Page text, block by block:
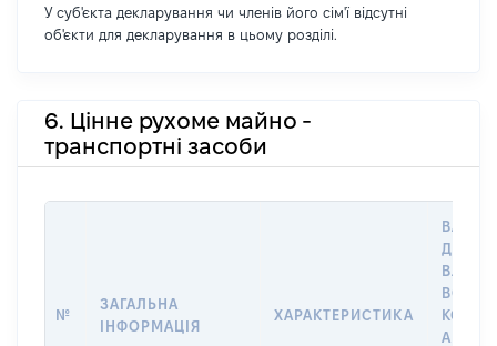
У суб'єкта декларування чи членів його сім'ї відсутні
об'єкти для декларування в цьому розділі.
6. Цінне рухоме майно -
транспортні засоби
№
ЗАГАЛЬНА
ІНФОРМАЦІЯ
ХАРАКТЕРИСТИКА
ДАТУ
АБО